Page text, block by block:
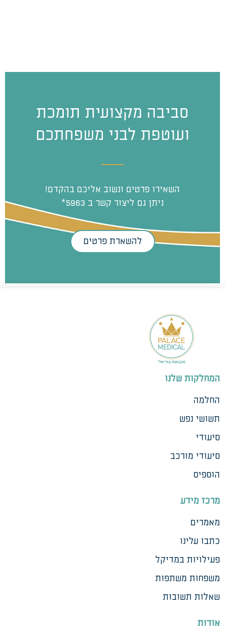
סביבה מקצועית תומכת
ועוטפת לבני משפחתכם
השאירו פרטים ונשוב אליכם בהקדם!
ניתן גם ליצור קשר ב 5963*
להשארת פרטים
המחלקות שלנו
החלמה
תשושי נפש
סיעודי
סיעודי מורכב
הוספיס
מרכז מידע
מאמרים
כתבו עלינו
פעילויות במדיקל
משפחות משתפות
שאלות תשובות
אודות